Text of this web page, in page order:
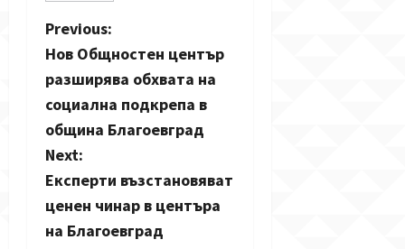
P
o
s
t
n
a
Previous:
Нов Общностен център
разширява обхвата на
социална подкрепа в
община Благоевград
Next:
Експерти възстановяват
ценен чинар в центъра
на Благоевград